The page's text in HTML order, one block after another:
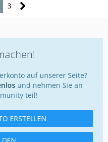
3
auf unserer Seite?
und nehmen Sie an
teil!
ERSTELLEN